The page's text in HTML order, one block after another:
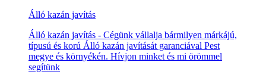
Álló kazán javítás
Álló kazán javítás - Cégünk vállalja bármilyen márkájú,
típusú és korú Álló kazán javítását garanciával Pest
megye és környékén. Hívjon minket és mi örömmel
segítünk